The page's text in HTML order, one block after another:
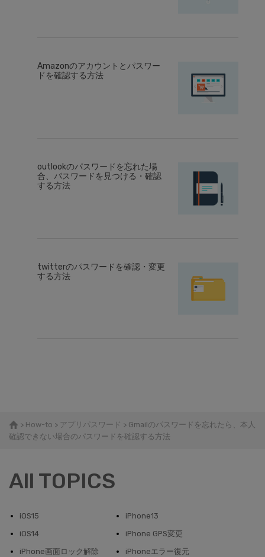
Amazonのアカウントとパスワー
ドを確認する方法
outlookのパスワードを忘れた場
合、パスワードを見つける・確認
する方法
twitterのパスワードを確認・変更
する方法
> How-to > アプリパスワード > Gmailのパスワードを忘れたら、本人
確認できない場合のパスワードを確認する方法
All TOPICS
iOS15
iPhone13
iOS14
iPhone GPS変更
iPhone画面ロック解除
iPhoneエラー復元